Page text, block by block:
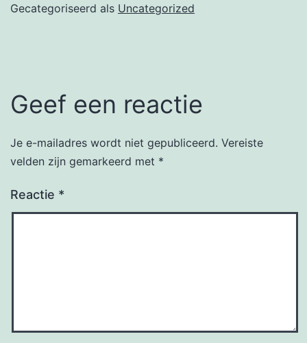
Gecategoriseerd als Uncategorized
Geef een reactie
Je e-mailadres wordt niet gepubliceerd. Vereiste
velden zijn gemarkeerd met *
Reactie *